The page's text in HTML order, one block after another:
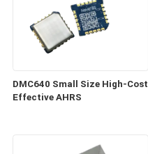
DMC640 Small Size High-Cost
Effective AHRS